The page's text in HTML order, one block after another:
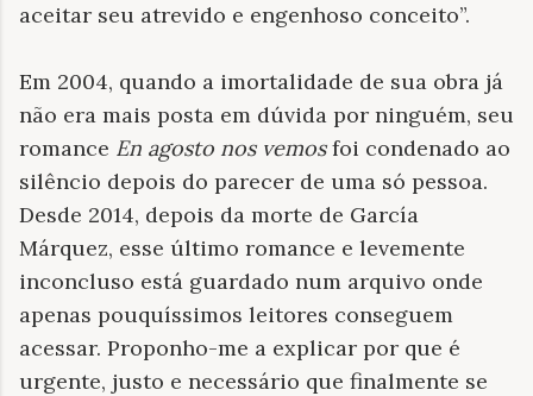
aceitar seu atrevido e engenhoso conceito”.
Em 2004, quando a imortalidade de sua obra já
não era mais posta em dúvida por ninguém, seu
romance En agosto nos vemosfoi condenado ao
silêncio depois do parecer de uma só pessoa.
Desde 2014, depois da morte de García
Márquez, esse último romance e levemente
inconcluso está guardado num arquivo onde
apenas pouquíssimos leitores conseguem
acessar. Proponho-me a explicar por que é
urgente, justo e necessário que finalmente se